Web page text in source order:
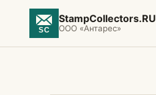
StampCollectors.RU
ООО «Антарес»